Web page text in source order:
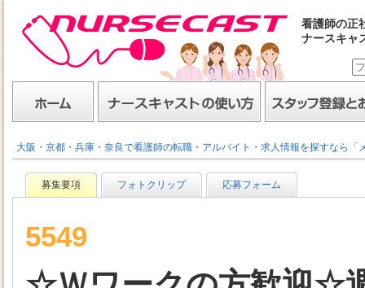
看護師の正
ナースキャ
大阪・京都・兵庫・奈良で看護師の転職・アルバイト・求人情報を探すなら「
募集要項 フォトクリップ 応募フォーム
5549